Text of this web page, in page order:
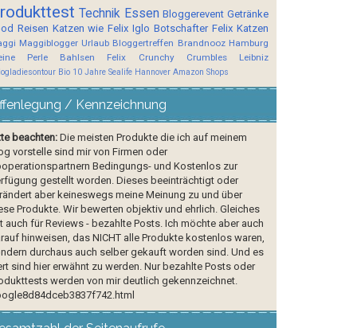
Technik Essen Bloggerevent Getränke
Reisen Katzen wie Felix Iglo Botschafter Felix Katzen
Maggiblogger Urlaub Bloggertreffen Brandnooz Hamburg
Perle
Bahlsen Felix Crunchy Crumbles Leibniz
Bio 10 Jahre Sealife Hannover Amazon Shops
/ Kennzeichnung
beachten:Die meisten Produkte die ich auf meinem
vorstelle sind mir von Firmen oder
Bedingungs- und Kostenlos zur
gestellt worden. Dieses beeinträchtigt oder
aber keineswegs meine Meinung zu und über
Produkte. Wir bewerten objektiv und ehrlich. Gleiches
auch für Reviews - bezahlte Posts. Ich möchte aber auch
hinweisen, das NICHT alle Produkte kostenlos waren,
durchaus auch selber gekauft worden sind. Und es
sind hier erwähnt zu werden. Nur bezahlte Posts oder
werden von mir deutlich gekennzeichnet.